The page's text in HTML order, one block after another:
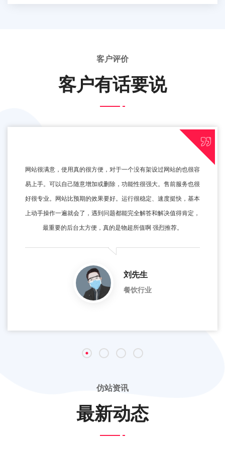
客户评价
客户有话要说
网站很满意，使用真的很方便，对于一个没有架设过网站的也很容
易上手。可以自己随意增加或删除，功能性很强大。售前服务也很
好很专业。网站比预期的效果要好。运行很稳定、速度挺快，基本
上动手操作一遍就会了，遇到问题都能完全解答和解决值得肯定，
最重要的后台太方便，真的是物超所值啊 强烈推荐。
刘先生
餐饮行业
仿站资讯
最新动态